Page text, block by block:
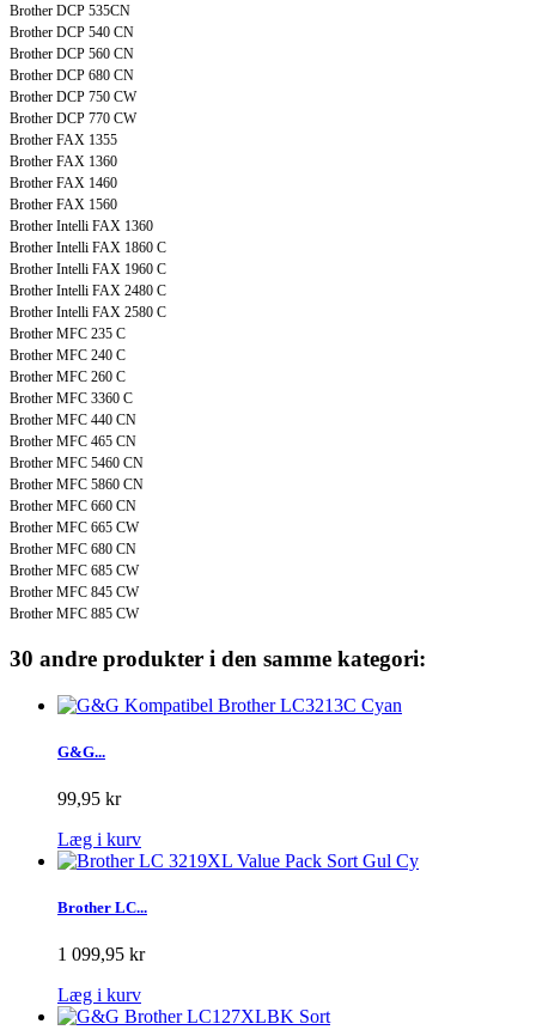
Brother DCP 535CN
Brother DCP 540 CN
Brother DCP 560 CN
Brother DCP 680 CN
Brother DCP 750 CW
Brother DCP 770 CW
Brother FAX 1355
Brother FAX 1360
Brother FAX 1460
Brother FAX 1560
Brother Intelli FAX 1360
Brother Intelli FAX 1860 C
Brother Intelli FAX 1960 C
Brother Intelli FAX 2480 C
Brother Intelli FAX 2580 C
Brother MFC 235 C
Brother MFC 240 C
Brother MFC 260 C
Brother MFC 3360 C
Brother MFC 440 CN
Brother MFC 465 CN
Brother MFC 5460 CN
Brother MFC 5860 CN
Brother MFC 660 CN
Brother MFC 665 CW
Brother MFC 680 CN
Brother MFC 685 CW
Brother MFC 845 CW
Brother MFC 885 CW
30 andre produkter i den samme kategori:
G&G...
99,95 kr
Læg i kurv
Brother LC...
1 099,95 kr
Læg i kurv